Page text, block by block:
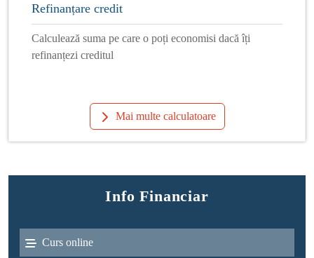
Refinanțare credit
Calculează suma pe care o poți economisi dacă îți
refinanțezi creditul
Mai multe calculatoare
Info Financiar
Curs online